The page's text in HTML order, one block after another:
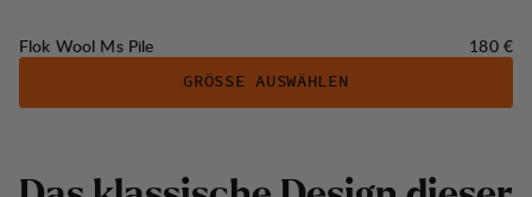
Flok Wool Ms Pile Preis:
180 €
GRÖSSE AUSWÄHLEN